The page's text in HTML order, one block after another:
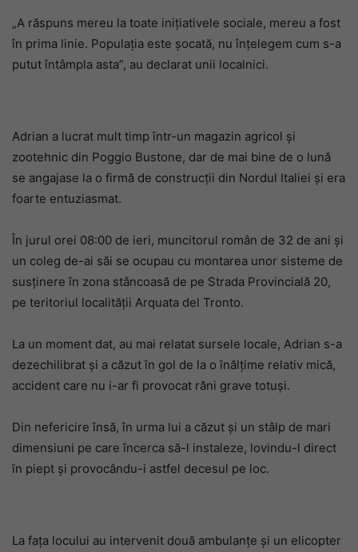
„A răspuns mereu la toate inițiativele sociale, mereu a fost
în prima linie. Populația este șocată, nu înțelegem cum s-a
putut întâmpla asta”, au declarat unii localnici.
Adrian a lucrat mult timp într-un magazin agricol și
zootehnic din Poggio Bustone, dar de mai bine de o lună
se angajase la o firmă de construcții din Nordul Italiei și era
foarte entuziasmat.
În jurul orei 08:00 de ieri, muncitorul român de 32 de ani și
un coleg de-ai săi se ocupau cu montarea unor sisteme de
susținere în zona stâncoasă de pe Strada Provincială 20,
pe teritoriul localității Arquata del Tronto.
La un moment dat, au mai relatat sursele locale, Adrian s-a
dezechilibrat și a căzut în gol de la o înălțime relativ mică,
accident care nu i-ar fi provocat răni grave totuși.
Din nefericire însă, în urma lui a căzut și un stâlp de mari
dimensiuni pe care încerca să-l instaleze, lovindu-l direct
în piept și provocându-i astfel decesul pe loc.
La fața locului au intervenit două ambulanțe și un elicopter